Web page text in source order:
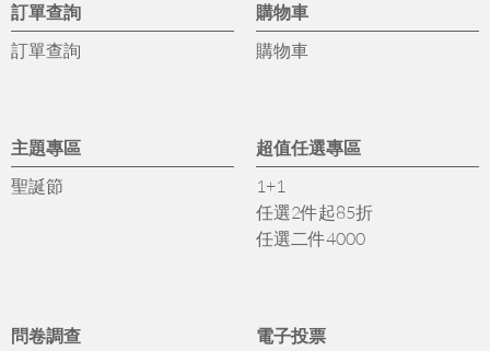
訂單查詢
訂單查詢
購物車
購物車
主題專區
聖誕節
超值任選專區
1+1
任選2件起85折
任選二件4000
問卷調查
電子投票